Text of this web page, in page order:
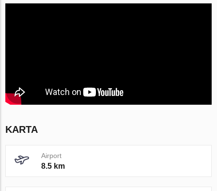
KARTA
Airport
8.5 km